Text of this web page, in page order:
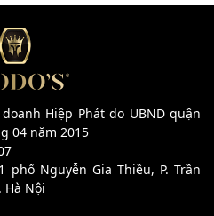
Hiệp Phát do UBND quận
04 năm 2015
phố Nguyễn Gia Thiều, P. Trần
Hà Nội